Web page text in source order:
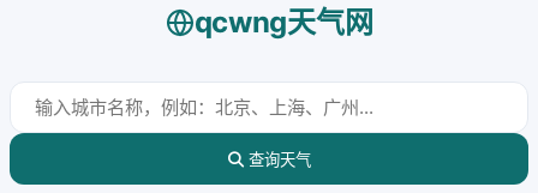
qcwng天气网
查询天气